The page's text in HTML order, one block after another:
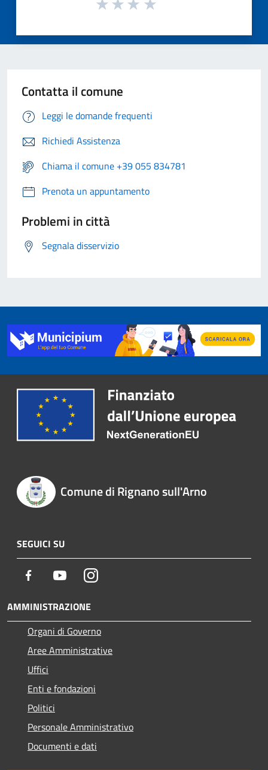
Contatta il comune
Leggi le domande frequenti
Richiedi Assistenza
Chiama il comune +39 055 834781
Prenota un appuntamento
Problemi in città
Segnala disservizio
Comune di Rignano sull'Arno
SEGUICI SU
Facebook YoutubeInstagram
AMMINISTRAZIONE
Organi di Governo
Aree Amministrative
Uffici
Enti e fondazioni
Politici
Personale Amministrativo
Documenti e dati